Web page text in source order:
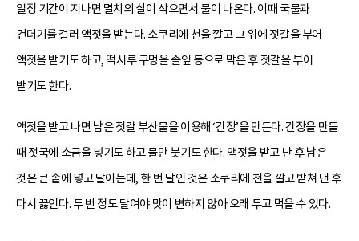
일정 기간이 지나면 멸치의 살이 삭으면서 물이 나온다. 이때 국물과
건더기를 걸러 액젓을 받는다. 소쿠리에 천을 깔고 그 위에 젓갈을 부어
액젓을 받기도 하고, 떡시루 구멍을 솔잎 등으로 막은 후 젓갈을 부어
받기도 한다.
액젓을 받고 나면 남은 젓갈 부산물을 이용해 ‘간장’을 만든다. 간장을 만들
때 젓국에 소금을 넣기도 하고 물만 붓기도 한다. 액젓을 받고 난 후 남은
것은 큰 솥에 넣고 달이는데, 한 번 달인 것은 소쿠리에 천을 깔고 받쳐 낸 후
다시 끓인다. 두 번 정도 달여야 맛이 변하지 않아 오래 두고 먹을 수 있다.